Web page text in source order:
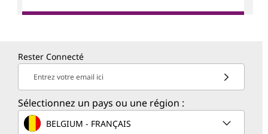
Rester Connecté
Entrez votre email ici
Sélectionnez un pays ou une région :
BELGIUM - FRANÇAIS